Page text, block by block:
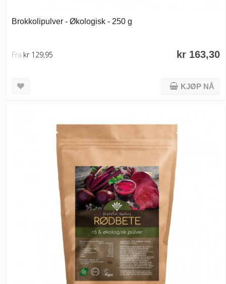
Brokkolipulver - Økologisk - 250 g
kr 163,30
Fra kr 129,95
KJØP NÅ